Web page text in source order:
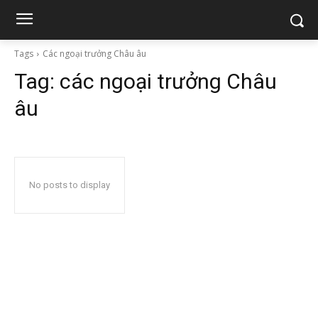
Tags Các ngoại trưởng Châu âu
Tag: các ngoại trưởng Châu
âu
No posts to display